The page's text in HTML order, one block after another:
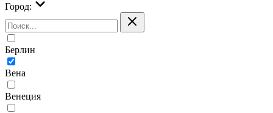
Город:
Берлин
Вена
Венеция